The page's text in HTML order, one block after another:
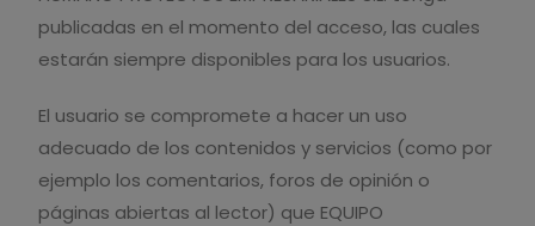
publicadas en el momento del acceso, las cuales
estarán siempre disponibles para los usuarios.
El usuario se compromete a hacer un uso
adecuado de los contenidos y servicios (como por
ejemplo los comentarios, foros de opinión o
páginas abiertas al lector) que EQUIPO